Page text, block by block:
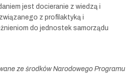
jest docieranie z wiedzą i
z profilaktyką i
do jednostek samorządu
ze środków Narodowego Programu